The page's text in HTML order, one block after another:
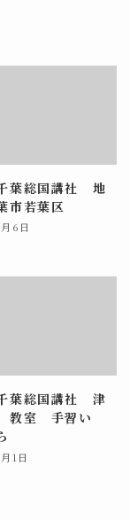
葉総国講社 地
若葉区
6日
葉総国講社 津
教室 手習い
1日